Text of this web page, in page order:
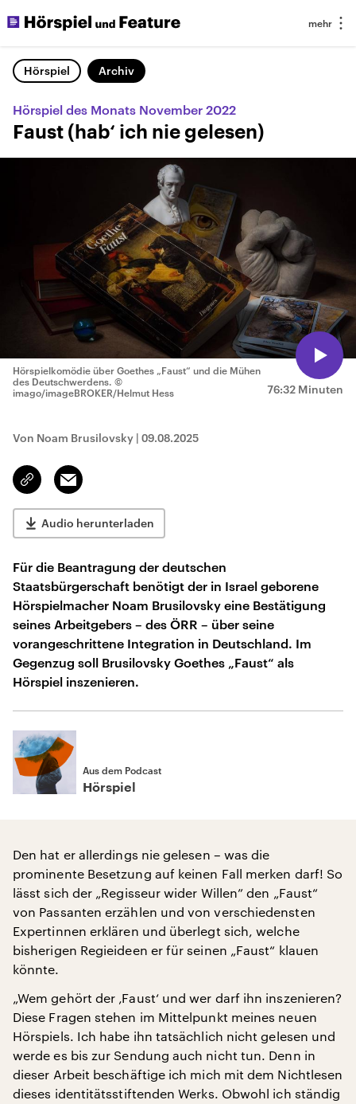
Hörspiel Archiv
Hörspiel des Monats November 2022
Faust (hab‘ ich nie gelesen)
76:32 Minuten
Hörspielkomödie über Goethes „Faust“ und die Mühen
des Deutschwerdens. ©
imago/imageBROKER/Helmut Hess
Von Noam Brusilovsky | 09.08.2025
Link
kopieren/teilen
Email
Audio herunterladen
Für die Beantragung der deutschen
Staatsbürgerschaft benötigt der in Israel geborene
Hörspielmacher Noam Brusilovsky eine Bestätigung
seines Arbeitgebers – des ÖRR – über seine
vorangeschrittene Integration in Deutschland. Im
Gegenzug soll Brusilovsky Goethes „Faust“ als
Hörspiel inszenieren.
Aus dem Podcast
Hörspiel
Den hat er allerdings nie gelesen – was die
prominente Besetzung auf keinen Fall merken darf! So
lässt sich der „Regisseur wider Willen” den „Faust“
von Passanten erzählen und von verschiedensten
Expertinnen erklären und überlegt sich, welche
bisherigen Regieideen er für seinen „Faust“ klauen
könnte.
„Wem gehört der ‚Faust‘ und wer darf ihn inszenieren?
Diese Fragen stehen im Mittelpunkt meines neuen
Hörspiels. Ich habe ihn tatsächlich nicht gelesen und
werde es bis zur Sendung auch nicht tun. Denn in
dieser Arbeit beschäftige ich mich mit dem Nichtlesen
dieses identitätsstiftenden Werks. Obwohl ich ständig